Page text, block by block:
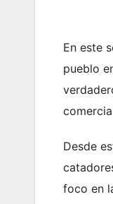
En este
pueblo
Desde
foco en